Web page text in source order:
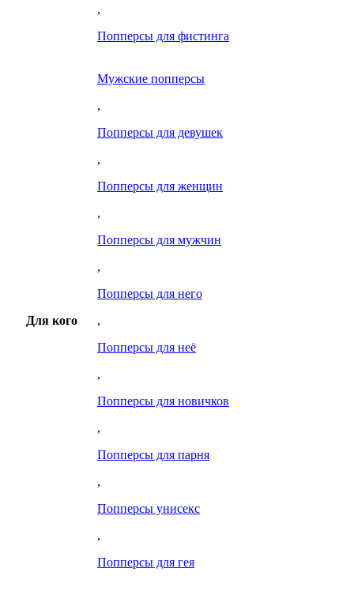
,
Попперсы для фистинга
Для кого
Мужские попперсы
,
Попперсы для девушек
,
Попперсы для женщин
,
Попперсы для мужчин
,
Попперсы для него
,
Попперсы для неё
,
Попперсы для новичков
,
Попперсы для парня
,
Попперсы унисекс
,
Попперсы для гея